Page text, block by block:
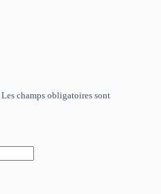
Les champs obligatoires sont